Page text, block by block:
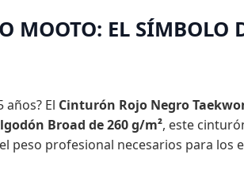
MOOTO: EL SÍMBOLO
El Cinturón Rojo Negro
Broad de 260 g/m², este
peso profesional necesarios para los